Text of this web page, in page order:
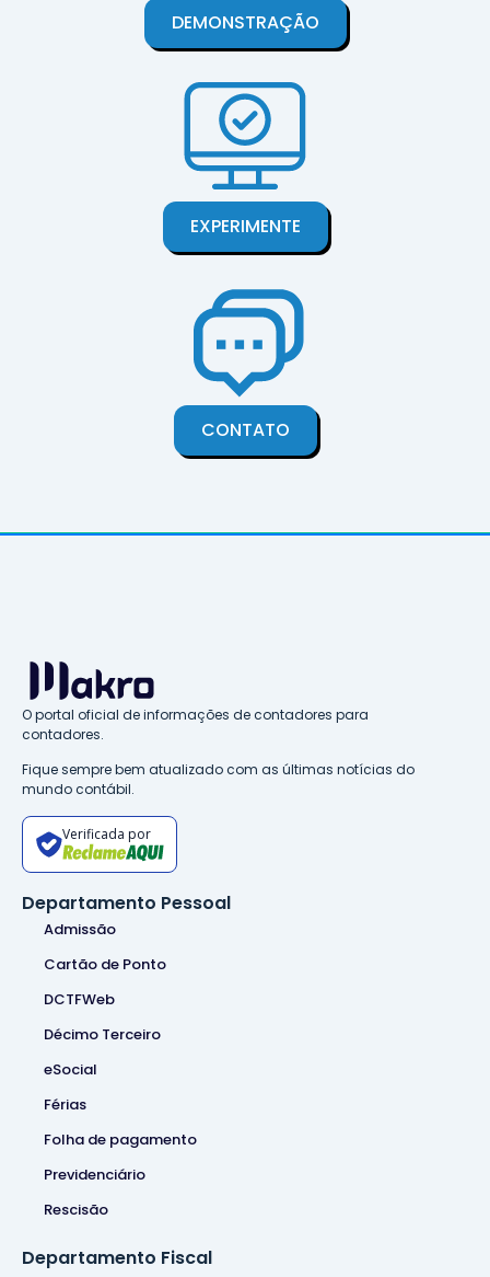
DEMONSTRAÇÃO
EXPERIMENTE
CONTATO
O portal oficial de informações de contadores para
contadores.
Fique sempre bem atualizado com as últimas notícias do
mundo contábil.
Verificada por
Departamento Pessoal
Admissão
Cartão de Ponto
DCTFWeb
Décimo Terceiro
eSocial
Férias
Folha de pagamento
Previdenciário
Rescisão
Departamento Fiscal